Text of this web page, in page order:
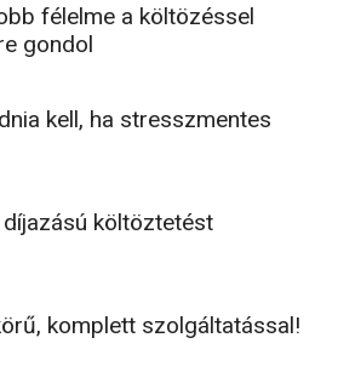
félelme a költözéssel
gondol
kell, ha stresszmentes
költöztetést
komplett szolgáltatással!